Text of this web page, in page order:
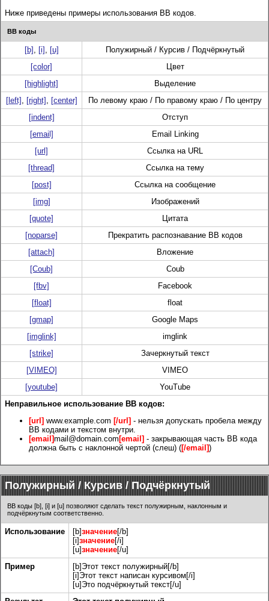
Ниже приведены примеры использования BB кодов.
BB коды
[b] , [i] , [u]
Полужирный / Курсив / Подчёркнутый
[color]
Цвет
[highlight]
Выделение
[left] , [right] , [center]
По левому краю / По правому краю / По центру
[indent]
Отступ
[email]
Email Linking
[url]
Ссылка на URL
[thread]
Ссылка на тему
[post]
Ссылка на сообщение
[img]
Изображений
[quote]
Цитата
[noparse]
Прекратить распознавание BB кодов
[attach]
Вложение
[Coub]
Coub
[fbv]
Facebook
[float]
float
[gmap]
Google Maps
[imglink]
imglink
[strike]
Зачеркнутый текст
[VIMEO]
VIMEO
[youtube]
YouTube
Неправильное использование BB кодов:
[url] www.example.com [/url] - нельзя допускать пробела между
BB кодами и текстом внутри.
[email]mail@domain.com [email] - закрывающая часть BB кода
должна быть с наклонной чертой (слеш) ([/email])
Полужирный / Курсив / Подчёркнутый
BB коды [b], [i] и [u] позволяют сделать текст полужирным, наклонным и
подчёркнутым соответственно.
Использование [b]значение[/b]
[i]значение[/i]
[u]значение[/u]
Пример
[b]Этот текст полужирный[/b]
[i]Этот текст написан курсивом[/i]
[u]Это подчёркнутый текст[/u]